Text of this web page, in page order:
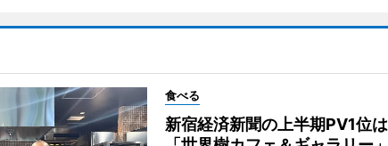
食べる
新宿経済新聞の上半期PV1位は